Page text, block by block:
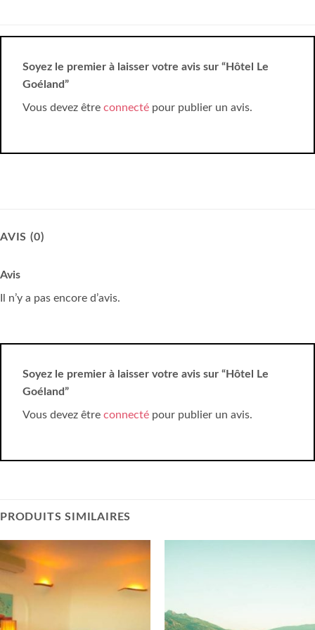
Soyez le premier à laisser votre avis sur “Hôtel Le
Goéland”
Vous devez être connecté pour publier un avis.
AVIS (0)
Avis
Il n’y a pas encore d’avis.
Soyez le premier à laisser votre avis sur “Hôtel Le
Goéland”
Vous devez être connecté pour publier un avis.
PRODUITS SIMILAIRES